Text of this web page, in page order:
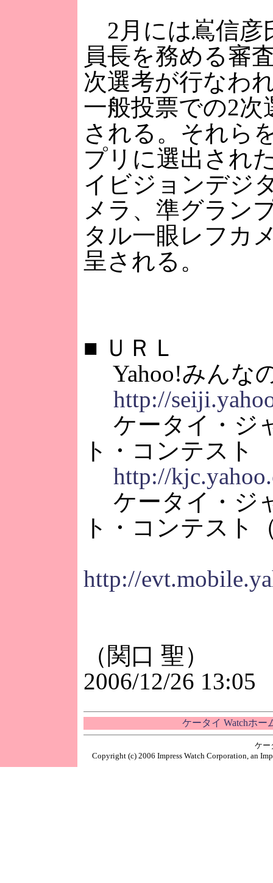
2月には嶌信彦
員長を務める審
次選考が行なわ
一般投票での2次
される。それら
プリに選出され
イビジョンデジ
メラ、準グラン
タル一眼レフカ
呈される。
■ ＵＲＬ
Yahoo!みんな
http://
ケータイ・ジ
ト・コンテスト
http://
ケータイ・ジ
ト・コンテスト
http://
（関口 聖）
2006/12/26 13:05
ケータイ Watchホー
ケ
Copyright (c) 2006 Impress Watch Corporation, an